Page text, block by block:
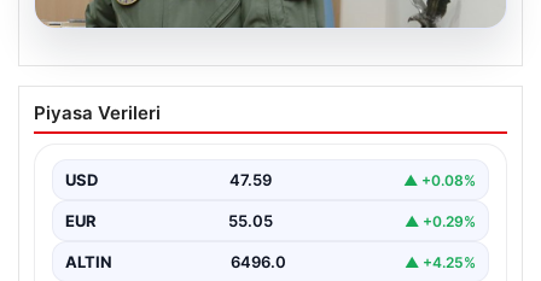
05.08.2026
Rafet Dalkıran kimdir? Yeni Hava
Kuvvetleri Komutanı Rafet Dalkıran’ın
Piyasa Verileri
USD 47.59 ▲ +0.08%
EUR 55.05 ▲ +0.29%
ALTIN 6496.0 ▲ +4.25%